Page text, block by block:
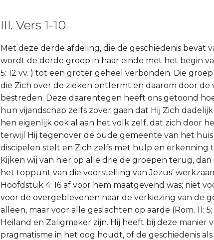
III. Vers 1-10
Met deze derde afdeling, die de geschiedenis bevat
wordt de derde groep in haar einde met het begin
5: 12 vv. ) tot een groter geheel verbonden. Die
die Zich over de zieken ontfermt en daarom door
bestreden. Deze daarentegen heeft ons getoond
hun vijandschap zelfs zover gaan dat Hij Zich
hen eigenlijk ook al aan het volk zelf, dat zich door
terwijl Hij tegenover de oude gemeente van het huis
discipelen stelt en Zich zelfs met hulp en erkenning
Kijken wij van hier op alle drie de groepen terug,
het toppunt van die voorstelling van Jezus’
Hoofdstuk 4: 16 af voor hem maatgevend was; niet
voor de overgeblevenen naar de verkiezing van de
alleen, maar voor alle geslachten op aarde (Rom. 11:
Heiland en Zaligmaker zijn. Hij heeft bij deze manier
pragmatisme in het oog houdt, of de geschiedenis